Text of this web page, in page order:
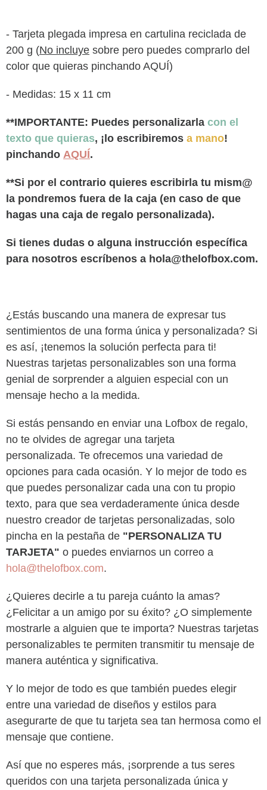
- Tarjeta plegada impresa en cartulina reciclada de
200 g (No incluye sobre pero puedes comprarlo del
color que quieras pinchando AQUÍ)
- Medidas: 15 x 11 cm
**IMPORTANTE: Puedes personalizarla con el
texto que quieras, ¡lo escribiremos a mano!
pinchando AQUÍ.
**Si por el contrario quieres escribirla tu mism@
la pondremos fuera de la caja (en caso de que
hagas una caja de regalo personalizada).
Si tienes dudas o alguna instrucción específica
para nosotros escríbenos a hola@thelofbox.com.
¿Estás buscando una manera de expresar tus
sentimientos de una forma única y personalizada? Si
es así, ¡tenemos la solución perfecta para ti!
Nuestras tarjetas personalizables son una forma
genial de sorprender a alguien especial con un
mensaje hecho a la medida.
Si estás pensando en enviar una Lofbox de regalo,
no te olvides de agregar una tarjeta
personalizada. Te ofrecemos una variedad de
opciones para cada ocasión. Y lo mejor de todo es
que puedes personalizar cada una con tu propio
texto, para que sea verdaderamente única desde
nuestro creador de tarjetas personalizadas, solo
pincha en la pestaña de "PERSONALIZA TU
TARJETA" o puedes enviarnos un correo a
hola@thelofbox.com.
¿Quieres decirle a tu pareja cuánto la amas?
¿Felicitar a un amigo por su éxito? ¿O simplemente
mostrarle a alguien que te importa? Nuestras tarjetas
personalizables te permiten transmitir tu mensaje de
manera auténtica y significativa.
Y lo mejor de todo es que también puedes elegir
entre una variedad de diseños y estilos para
asegurarte de que tu tarjeta sea tan hermosa como el
mensaje que contiene.
Así que no esperes más, ¡sorprende a tus seres
queridos con una tarjeta personalizada única y